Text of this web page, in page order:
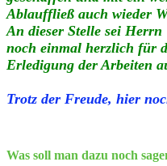
Ablauffließ auch wieder
An dieser Stelle sei
noch einmal herzlich für
Erledigung der Arbeiten
Trotz der Freude, hier
Was soll man dazu noch